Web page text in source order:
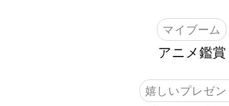
マイブーム
アニメ鑑賞
嬉しいプレゼ